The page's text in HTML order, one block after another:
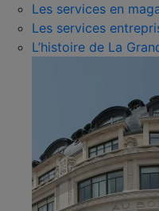
Les services en
Les services
L’histoire de La